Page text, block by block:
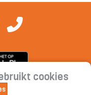
cookies